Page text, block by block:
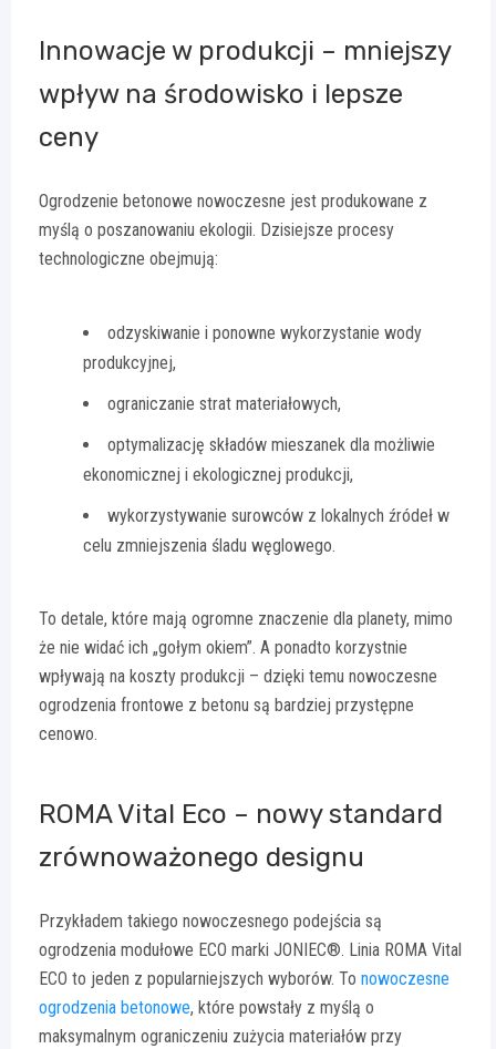
Innowacje w produkcji – mniejszy
wpływ na środowisko i lepsze
ceny
Ogrodzenie betonowe nowoczesne jest produkowane z
myślą o poszanowaniu ekologii. Dzisiejsze procesy
technologiczne obejmują:
odzyskiwanie i ponowne wykorzystanie wody
produkcyjnej,
ograniczanie strat materiałowych,
optymalizację składów mieszanek dla możliwie
ekonomicznej i ekologicznej produkcji,
wykorzystywanie surowców z lokalnych źródeł w
celu zmniejszenia śladu węglowego.
To detale, które mają ogromne znaczenie dla planety, mimo
że nie widać ich „gołym okiem”. A ponadto korzystnie
wpływają na koszty produkcji – dzięki temu nowoczesne
ogrodzenia frontowe z betonu są bardziej przystępne
cenowo.
ROMA Vital Eco – nowy standard
zrównoważonego designu
Przykładem takiego nowoczesnego podejścia są
ogrodzenia modułowe ECO marki JONIEC®. Linia ROMA Vital
ECO to jeden z popularniejszych wyborów. To nowoczesne
ogrodzenia betonowe, które powstały z myślą o
maksymalnym ograniczeniu zużycia materiałów przy